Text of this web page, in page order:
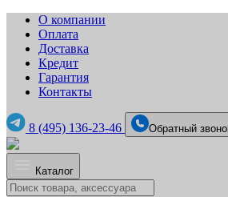
О компании
Оплата
Доставка
Кредит
Гарантия
Контакты
8 (495) 136-23-46 Обратный
Каталог